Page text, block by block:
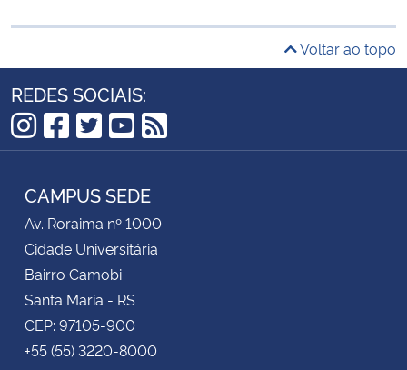
Voltar ao topo
REDES SOCIAIS:
Instagram
Facebook
Twitter
YouTube
RSS
CAMPUS SEDE
Av. Roraima nº 1000
Cidade Universitária
Bairro Camobi
Santa Maria - RS
CEP: 97105-900
+55 (55) 3220-8000